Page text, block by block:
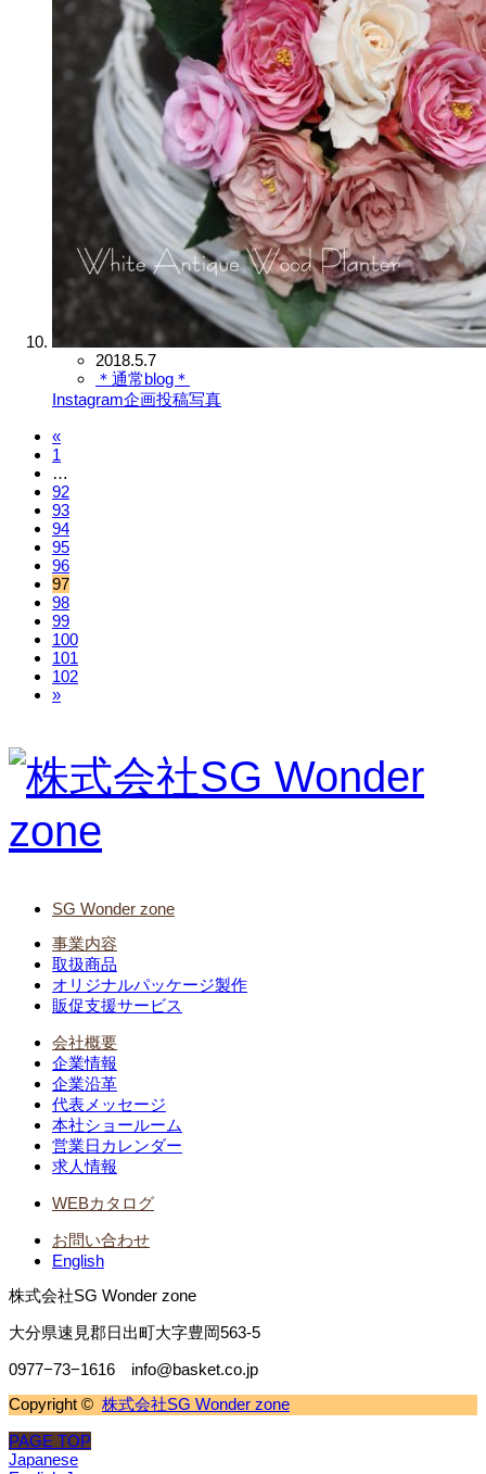
2018.5.7
＊通常blog＊
Instagram企画投稿写真
«
1
…
92
93
94
95
96
97
98
99
100
101
102
»
SG Wonder zone
事業内容
取扱商品
オリジナルパッケージ製作
販促支援サービス
会社概要
企業情報
企業沿革
代表メッセージ
本社ショールーム
営業日カレンダー
求人情報
WEBカタログ
お問い合わせ
English
株式会社SG Wonder zone
大分県速見郡日出町大字豊岡563-5
0977−73−1616 info@basket.co.jp
Copyright © 株式会社SG Wonder zone
PAGE TOP
Japanese